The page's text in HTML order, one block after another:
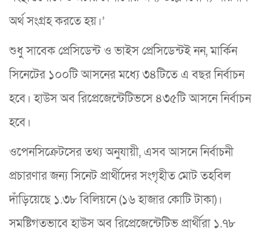
অর্থ সংগ্রহ করতে হয়।’
শুধু সাবেক প্রেসিডেন্ট ও ভাইস প্রেসিডেন্টই নন, মার্কিন
সিনেটের ১০০টি আসনের মধ্যে ৩৪টিতে এ বছর নির্বাচন
হবে। হাউস অব রিপ্রেজেন্টেটিভসে ৪৩৫টি আসনে নির্বাচন
হবে।
ওপেনসিক্রেটসের তথ্য অনুযায়ী, এসব আসনে নির্বাচনী
প্রচারণার জন্য সিনেট প্রার্থীদের সংগৃহীত মোট তহবিল
দাঁড়িয়েছে ১.৩৮ বিলিয়নে (১৬ হাজার কোটি টাকা)।
সমষ্টিগতভাবে হাউস অব রিপ্রেজেন্টেটিভ প্রার্থীরা ১.৭৮